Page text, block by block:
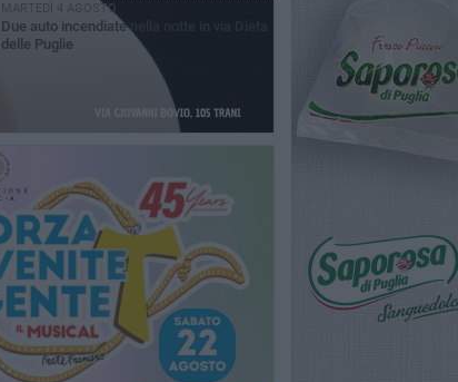
MARTEDÌ 4 AGOSTO
Due auto incendiate nella notte in via Dieta
delle Puglie